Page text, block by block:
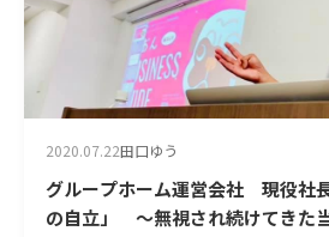
2020.07.22田口ゆう
グループホーム運営会社 現役社
の自立」 ～無視され続けてきた